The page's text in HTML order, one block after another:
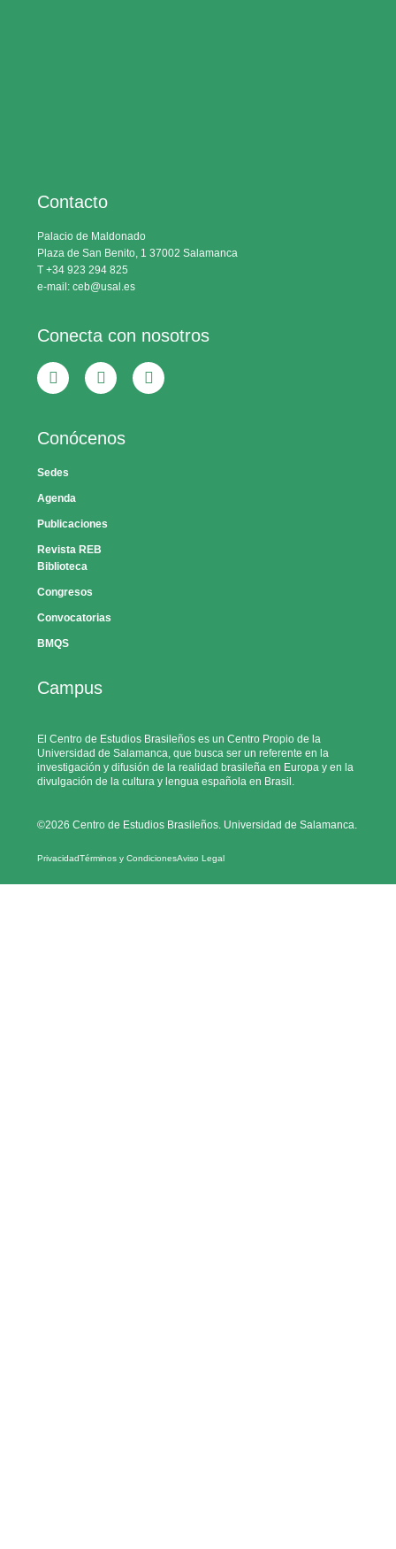
Contacto
Palacio de Maldonado
Plaza de San Benito, 1 37002 Salamanca
T +34 923 294 825
e-mail: ceb@usal.es
Conecta con nosotros
Conócenos
Sedes
Agenda
Publicaciones
Revista REB
Biblioteca
Congresos
Convocatorias
BMQS
Campus
El Centro de Estudios Brasileños es un Centro Propio de la
Universidad de Salamanca, que busca ser un referente en la
investigación y difusión de la realidad brasileña en Europa y en la
divulgación de la cultura y lengua española en Brasil.
©2026 Centro de Estudios Brasileños. Universidad de Salamanca.
PrivacidadTérminos y CondicionesAviso Legal